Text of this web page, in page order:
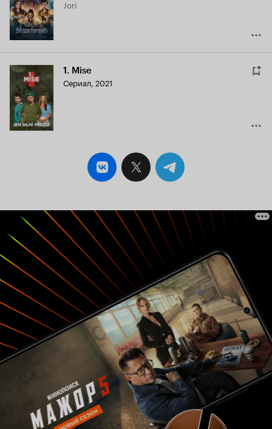
7.0
Jori
1. Mise
Сериал, 2021